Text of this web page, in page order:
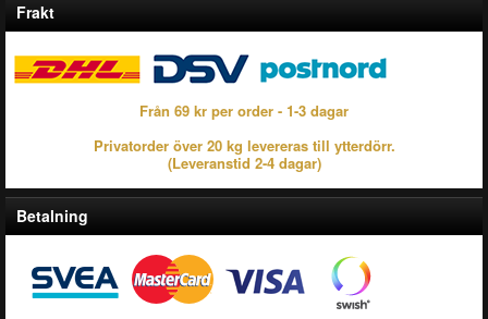
Frakt
Från 69 kr per order - 1-3 dagar
Privatorder över 20 kg levereras till ytterdörr.
(Leveranstid 2-4 dagar)
Betalning